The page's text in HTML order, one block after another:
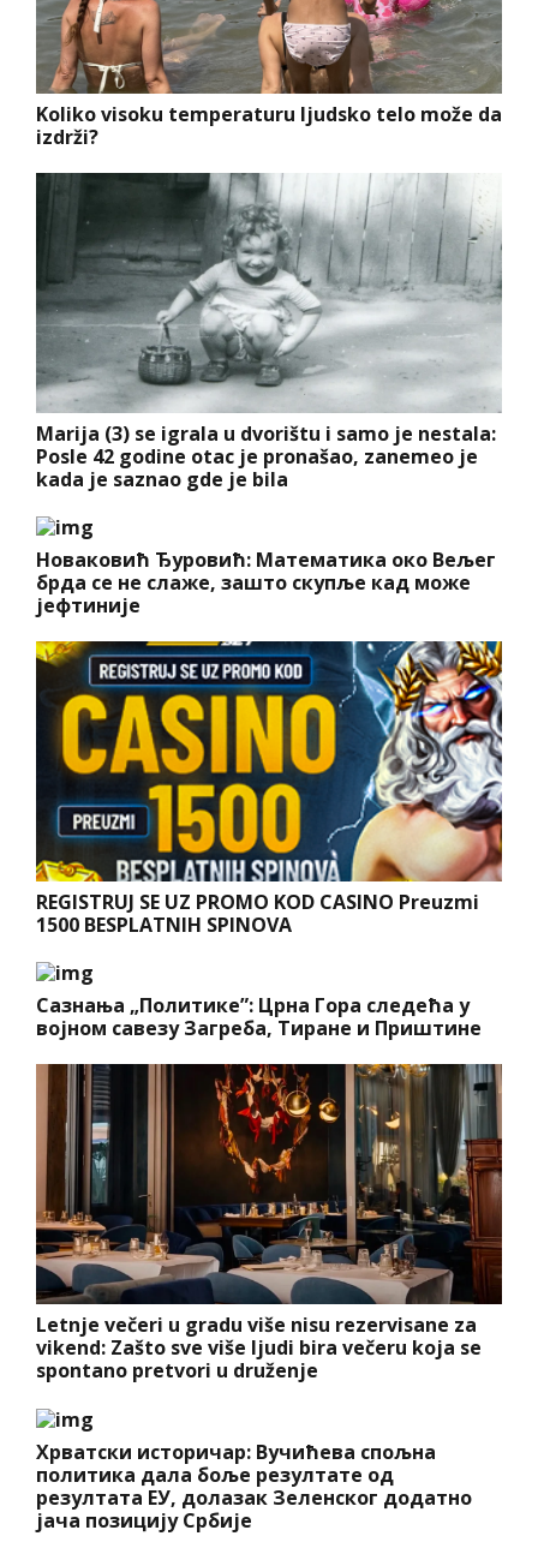
Koliko visoku temperaturu ljudsko telo može da
izdrži?
Marija (3) se igrala u dvorištu i samo je nestala:
Posle 42 godine otac je pronašao, zanemeo je
kada je saznao gde je bila
Новаковић Ђуровић: Математика око Вељег
брда се не слаже, зашто скупље кад може
јефтиније
REGISTRUJ SE UZ PROMO KOD CASINO Preuzmi
1500 BESPLATNIH SPINOVA
Сазнања „Политике”: Црна Гора следећа у
војном савезу Загреба, Тиране и Приштине
Letnje večeri u gradu više nisu rezervisane za
vikend: Zašto sve više ljudi bira večeru koja se
spontano pretvori u druženje
Хрватски историчар: Вучићева спољна
политика дала боље резултате од
резултата ЕУ, долазак Зеленског додатно
јача позицију Србије